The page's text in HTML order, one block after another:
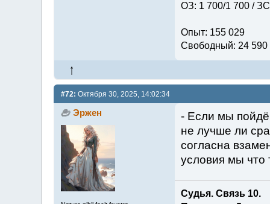
ОЗ: 1 700/1 700 /
Опыт: 155 029
Свободный: 24 590
#72: Октября 30, 2025, 14:02:34
Эржен
- Если мы
не лучше ли
согласна
условия мы что
Судья. Связь 10.